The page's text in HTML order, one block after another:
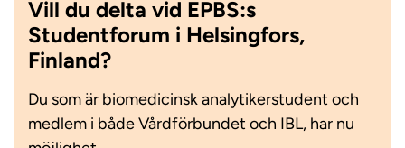
Vill du delta vid EPBS:s
Studentforum i Helsingfors,
Finland?
Du som är biomedicinsk analytikerstudent och
medlem i både Vårdförbundet och IBL, har nu